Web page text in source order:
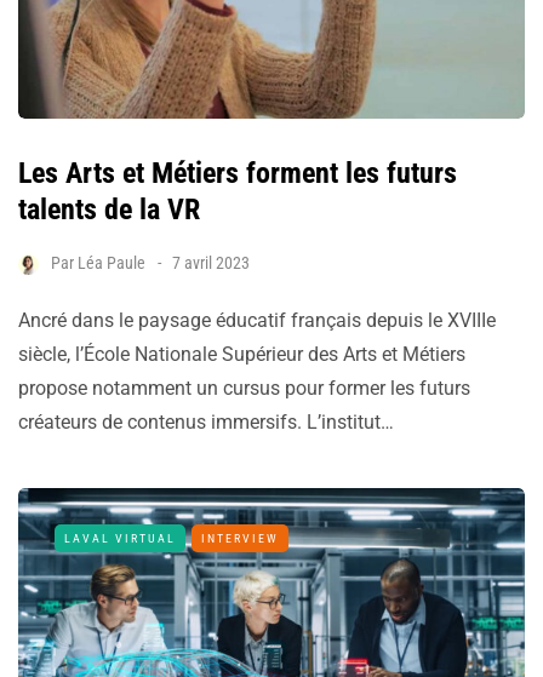
Les Arts et Métiers forment les futurs
talents de la VR
Par Léa Paule 7 avril 2023
Ancré dans le paysage éducatif français depuis le XVIIIe
siècle, l’École Nationale Supérieur des Arts et Métiers
propose notamment un cursus pour former les futurs
créateurs de contenus immersifs. L’institut…
LAVAL VIRTUAL INTERVIEW